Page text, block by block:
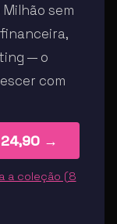
sem
— o
com
24,90 →
a coleção (8